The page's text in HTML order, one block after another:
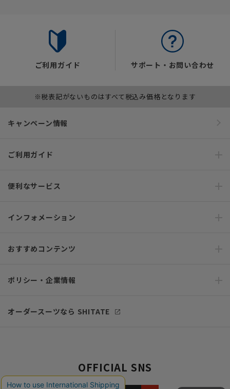
ご利用ガイド サポート・お問い合わせ
※税表記がないものはすべて税込み価格となります
キャンペーン情報
ご利用ガイド
便利なサービス
インフォメーション
おすすめコンテンツ
ポリシー・企業情報
オーダースーツなら SHITATE
OFFICIAL SNS